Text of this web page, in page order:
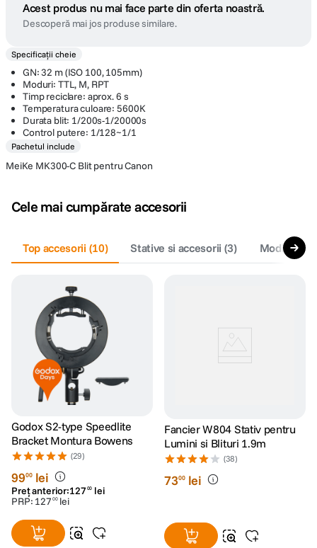
Acest produs nu mai face parte din oferta noastră.
Descoperă mai jos produse similare.
Specificații cheie
GN: 32 m (ISO 100, 105mm)
Moduri: TTL, M, RPT
Timp reciclare: aprox. 6 s
Temperatura culoare: 5600K
Durata blit: 1/200s-1/20000s
Control putere: 1/128~1/1
Pachetul include
MeiKe MK300-C Blit pentru Canon
Cele mai cumpărate accesorii
Top accesorii (10) Stative si accesorii (3)
Godox S2-type Speedlite
Bracket Montura Bowens
(29)
9900 lei
Preț anterior:12700 lei
PRP: 127 00 lei
Fancier W804 Stativ pentru
Lumini si Blituri 1.9m
(38)
7300 lei